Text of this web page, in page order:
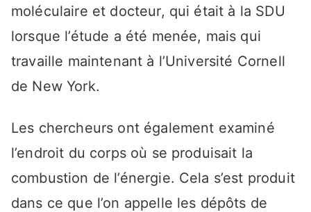
moléculaire et docteur, qui était à la SDU
lorsque l’étude a été menée, mais qui
travaille maintenant à l’Université Cornell
de New York.
Les chercheurs ont également examiné
l’endroit du corps où se produisait la
combustion de l’énergie. Cela s’est produit
dans ce que l’on appelle les dépôts de